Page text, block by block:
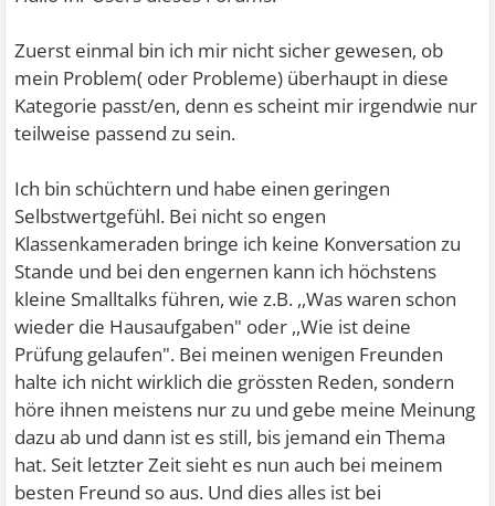
Zuerst einmal bin ich mir nicht sicher gewesen, ob
mein Problem( oder Probleme) überhaupt in diese
Kategorie passt/en, denn es scheint mir irgendwie nur
teilweise passend zu sein.
Ich bin schüchtern und habe einen geringen
Selbstwertgefühl. Bei nicht so engen
Klassenkameraden bringe ich keine Konversation zu
Stande und bei den engernen kann ich höchstens
kleine Smalltalks führen, wie z.B. ,,Was waren schon
wieder die Hausaufgaben" oder ,,Wie ist deine
Prüfung gelaufen". Bei meinen wenigen Freunden
halte ich nicht wirklich die grössten Reden, sondern
höre ihnen meistens nur zu und gebe meine Meinung
dazu ab und dann ist es still, bis jemand ein Thema
hat. Seit letzter Zeit sieht es nun auch bei meinem
besten Freund so aus. Und dies alles ist bei